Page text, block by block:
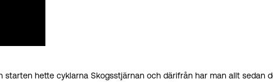
starten hette cyklarna Skogsstjärnan och därifrån har man allt sedan